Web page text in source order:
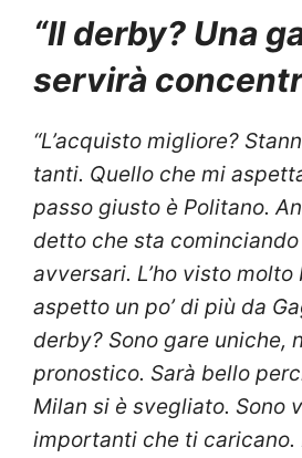
“Il derby? Una
servirà
“L’acquisto migliore?
tanti. Quello che mi
passo giusto è Politano.
detto che sta
avversari. L’ho visto molto
aspetto un po’ di più da
derby? Sono gare uniche,
pronostico. Sarà bello
Milan si è svegliato. Sono
importanti che ti caricano.